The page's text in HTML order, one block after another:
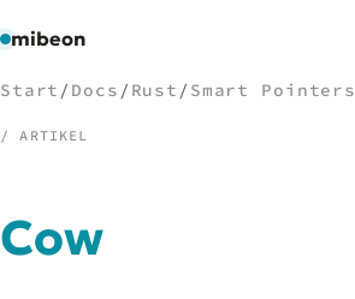
mibeon
Start / Docs / Rust / Smart Pointers
/ ARTIKEL
Cow